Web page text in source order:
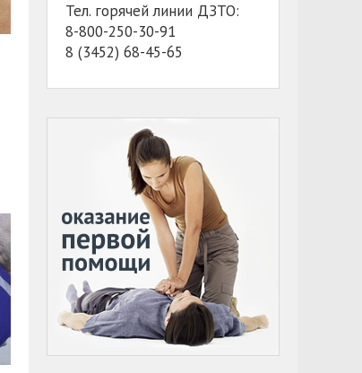
Тел. горячей линии ДЗТО:
8-800-250-30-91
8 (3452) 68-45-65